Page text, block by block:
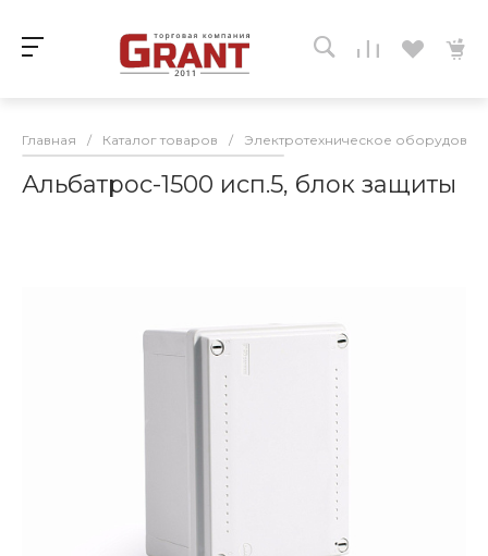
Главная / Каталог товаров / Электротехническое
Альбатрос-1500 исп.5, блок защиты